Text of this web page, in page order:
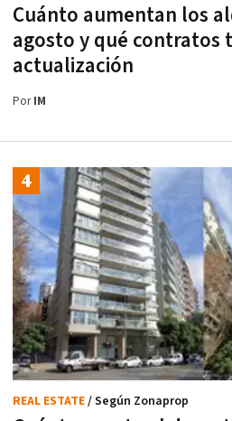
Cuánto aumentan los
agosto y qué contratos
actualización
PorIM
REAL ESTATE/ Según Zonaprop